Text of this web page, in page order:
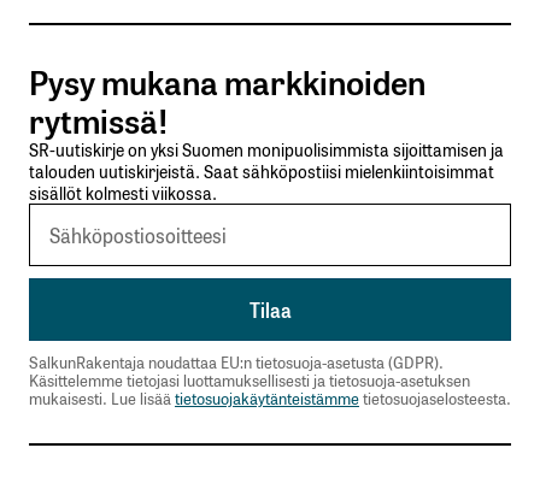
Tilaa SalkunRakentajan uutiskirje
Lähetä kommentti
Pysy mukana markkinoiden
rytmissä!
SR-uutiskirje on yksi Suomen monipuolisimmista sijoittamisen ja
talouden uutiskirjeistä. Saat sähköpostiisi mielenkiintoisimmat
sisällöt kolmesti viikossa.
SalkunRakentaja noudattaa EU:n tietosuoja-asetusta (GDPR).
Käsittelemme tietojasi luottamuksellisesti ja tietosuoja-asetuksen
mukaisesti. Lue lisää tietosuojakäytänteistämmetietosuojaselosteesta.